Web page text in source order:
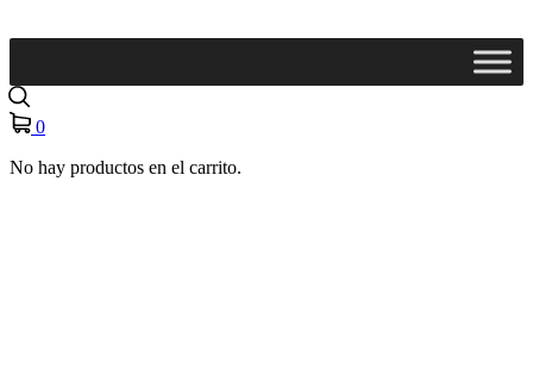
0
No hay productos en el carrito.